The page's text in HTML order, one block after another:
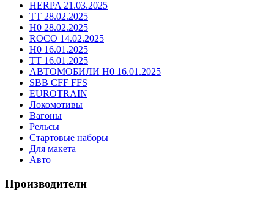
HERPA 21.03.2025
TT 28.02.2025
H0 28.02.2025
ROCO 14.02.2025
H0 16.01.2025
TT 16.01.2025
АВТОМОБИЛИ H0 16.01.2025
SBB CFF FFS
EUROTRAIN
Локомотивы
Вагоны
Рельсы
Стартовые наборы
Для макета
Авто
Производители